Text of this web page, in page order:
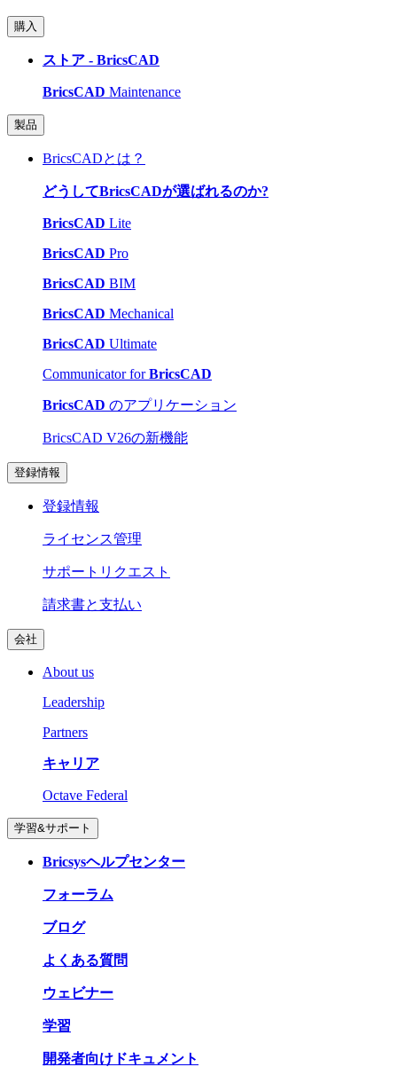
購入
ストア - BricsCAD
BricsCAD Maintenance
製品
BricsCADとは？
どうしてBricsCADが選ばれるのか?
BricsCAD Lite
BricsCAD Pro
BricsCAD BIM
BricsCAD Mechanical
BricsCAD Ultimate
Communicator forBricsCAD
BricsCAD のアプリケーション
BricsCAD V26の新機能
登録情報
登録情報
ライセンス管理
サポートリクエスト
請求書と支払い
会社
About us
Leadership
Partners
キャリア
Octave Federal
学習&サポート
Bricsysヘルプセンター
フォーラム
ブログ
よくある質問
ウェビナー
学習
開発者向けドキュメント